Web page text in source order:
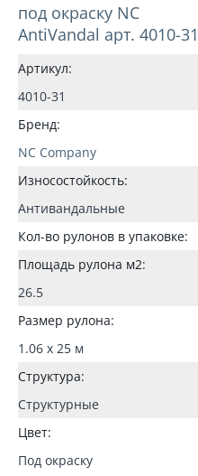
под окраску NC
AntiVandal арт. 4010-31
Артикул:
4010-31
Бренд:
NC Company
Износостойкость:
Антивандальные
Кол-во рулонов в упаковке:
Площадь рулона м2:
26.5
Размер рулона:
1.06 x 25 м
Структура:
Структурные
Цвет:
Под окраску